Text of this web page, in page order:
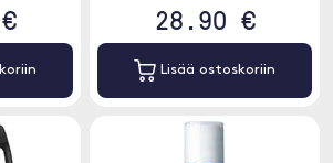
28.90 €
Lisää ostoskoriin